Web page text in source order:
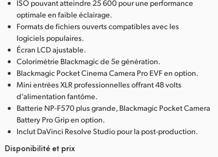
ISO pouvant atteindre 25 600 pour une performance
optimale en faible éclairage.
Formats de fichiers ouverts compatibles avec les
logiciels populaires.
Écran LCD ajustable.
Colorimétrie Blackmagic de 5e génération.
Blackmagic Pocket Cinema Camera Pro EVF en option.
Mini entrées XLR professionnelles offrant 48 volts
d’alimentation fantôme.
Batterie NP-F570 plus grande, Blackmagic Pocket Camera
Battery Pro Grip en option.
Inclut DaVinci Resolve Studio pour la post-production.
Disponibilité et prix